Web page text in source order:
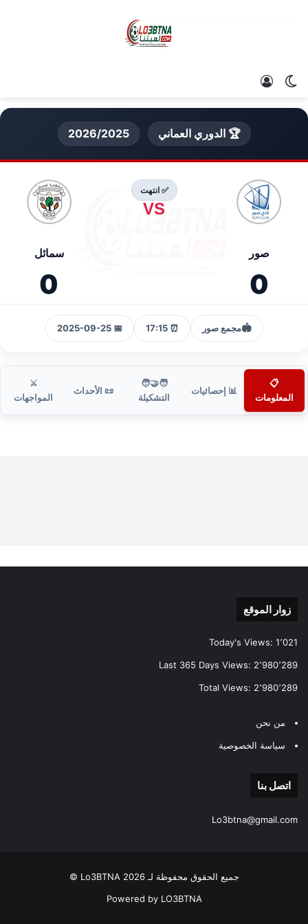
الوضع المظلم
🏆 الدوري العماني 2026/2025
صور
0
✅ انتهت
VS
سمائل
0
🏟️مجمع صور ⏰ 17:15
📅 2025-09-25
📋
المعلومات
📊 إحصائيات
🧑‍🤝‍🧑
التشكيلة
📜 الأحداث
⚔️
المواجهات
زوار الموقع
Today's Views: 1٬021
Last 365 Days Views: 2٬980٬289
Total Views: 2٬980٬289
من نحن
سياسة الخصوصية
اتصل بنا
Lo3btna@gmail.com
جميع الحقوق محفوظة لـ Lo3BTNA 2026 ©
Powered by LO3BTNA